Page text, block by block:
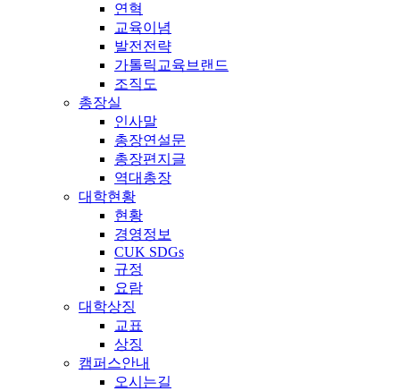
연혁
교육이념
발전전략
가톨릭교육브랜드
조직도
총장실
인사말
총장연설문
총장편지글
역대총장
대학현황
현황
경영정보
CUK SDGs
규정
요람
대학상징
교표
상징
캠퍼스안내
오시는길